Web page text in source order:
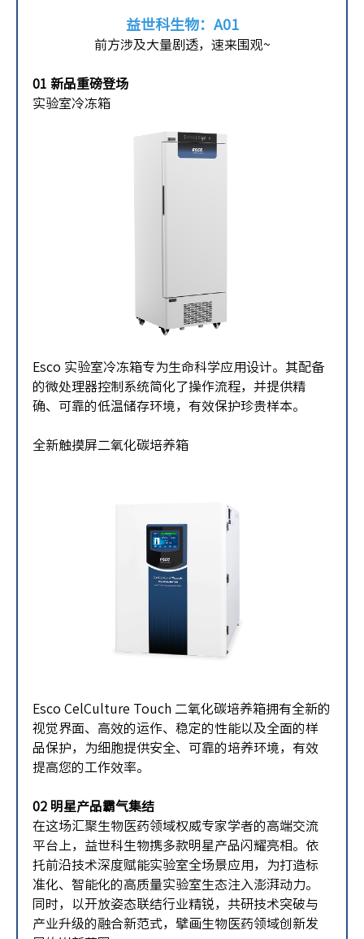
益世科生物：A01
前方涉及大量剧透，速来围观~
01 新品重磅登场
实验室冷冻箱
Esco 实验室冷冻箱专为生命科学应用设计。其配备
的微处理器控制系统简化了操作流程，并提供精
确、可靠的低温储存环境，有效保护珍贵样本。
全新触摸屏二氧化碳培养箱
Esco CelCulture Touch 二氧化碳培养箱拥有全新的
视觉界面、高效的运作、稳定的性能以及全面的样
品保护，为细胞提供安全、可靠的培养环境，有效
提高您的工作效率。
02 明星产品霸气集结
在这场汇聚生物医药领域权威专家学者的高端交流
平台上，益世科生物携多款明星产品闪耀亮相。依
托前沿技术深度赋能实验室全场景应用，为打造标
准化、智能化的高质量实验室生态注入澎湃动力。
同时，以开放姿态联结行业精锐，共研技术突破与
产业升级的融合新范式，擘画生物医药领域创新发